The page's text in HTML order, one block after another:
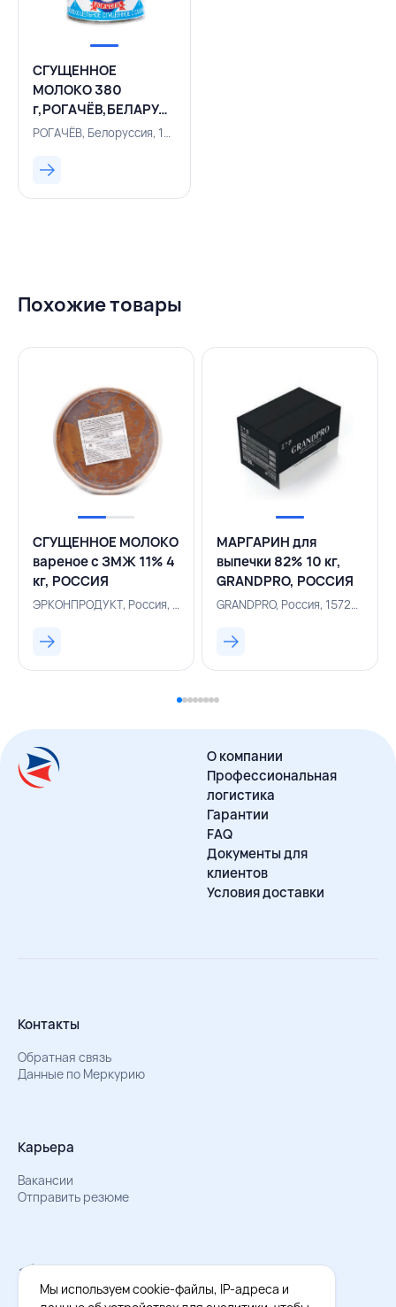
СГУЩЕННОЕ
МОЛОКО 380
г,РОГАЧЁВ,БЕЛАРУСЬ
РОГАЧЁВ, Белоруссия, 136000002
Похожие товары
СГУЩЕННОЕ МОЛОКО
вареное с ЗМЖ 11% 4
кг, РОССИЯ
ЭРКОНПРОДУКТ, Россия, 136000217
МАРГАРИН для
выпечки 82% 10 кг,
GRANDPRO, РОССИЯ
GRANDPRO, Россия, 157200780
О компании
Профессиональная
логистика
Гарантии
FAQ
Документы для
клиентов
Условия доставки
Контакты
Обратная связь
Данные по Меркурию
Карьера
Вакансии
Отправить резюме
Мы в Телеграм
Документы об обработке персональных данных
Охрана труда – результаты СОУТ
Мы используем cookie-файлы, IP-адреса и